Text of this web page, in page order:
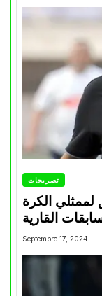
تصريحات
الكرة
Septembre 17, 2024